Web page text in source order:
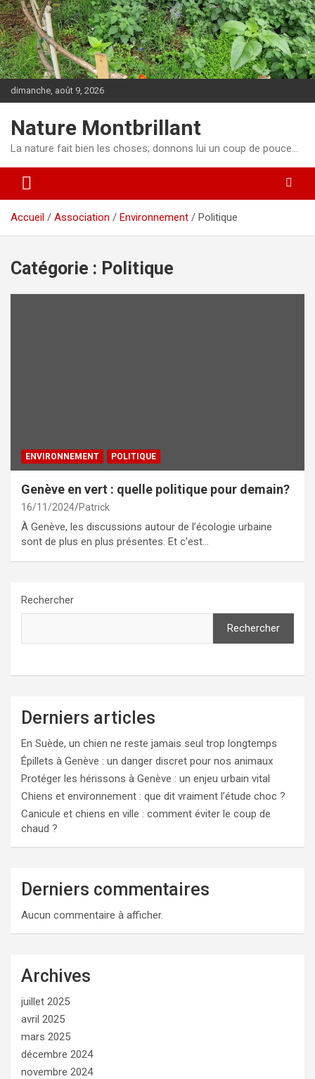
Aller
au
contenu
dimanche, août 9, 2026
Nature Montbrillant
La nature fait bien les choses; donnons lui un coup de pouce…
Accueil Association Environnement Politique
Catégorie : Politique
ENVIRONNEMENT POLITIQUE
Genève en vert : quelle politique pour demain?
16/11/2024 Patrick
À Genève, les discussions autour de l’écologie urbaine
sont de plus en plus présentes. Et c’est…
Rechercher
Rechercher
Derniers articles
En Suède, un chien ne reste jamais seul trop longtemps
Épillets à Genève : un danger discret pour nos animaux
Protéger les hérissons à Genève : un enjeu urbain vital
Chiens et environnement : que dit vraiment l’étude choc ?
Canicule et chiens en ville : comment éviter le coup de
chaud ?
Derniers commentaires
Aucun commentaire à afficher.
Archives
juillet 2025
avril 2025
mars 2025
décembre 2024
novembre 2024